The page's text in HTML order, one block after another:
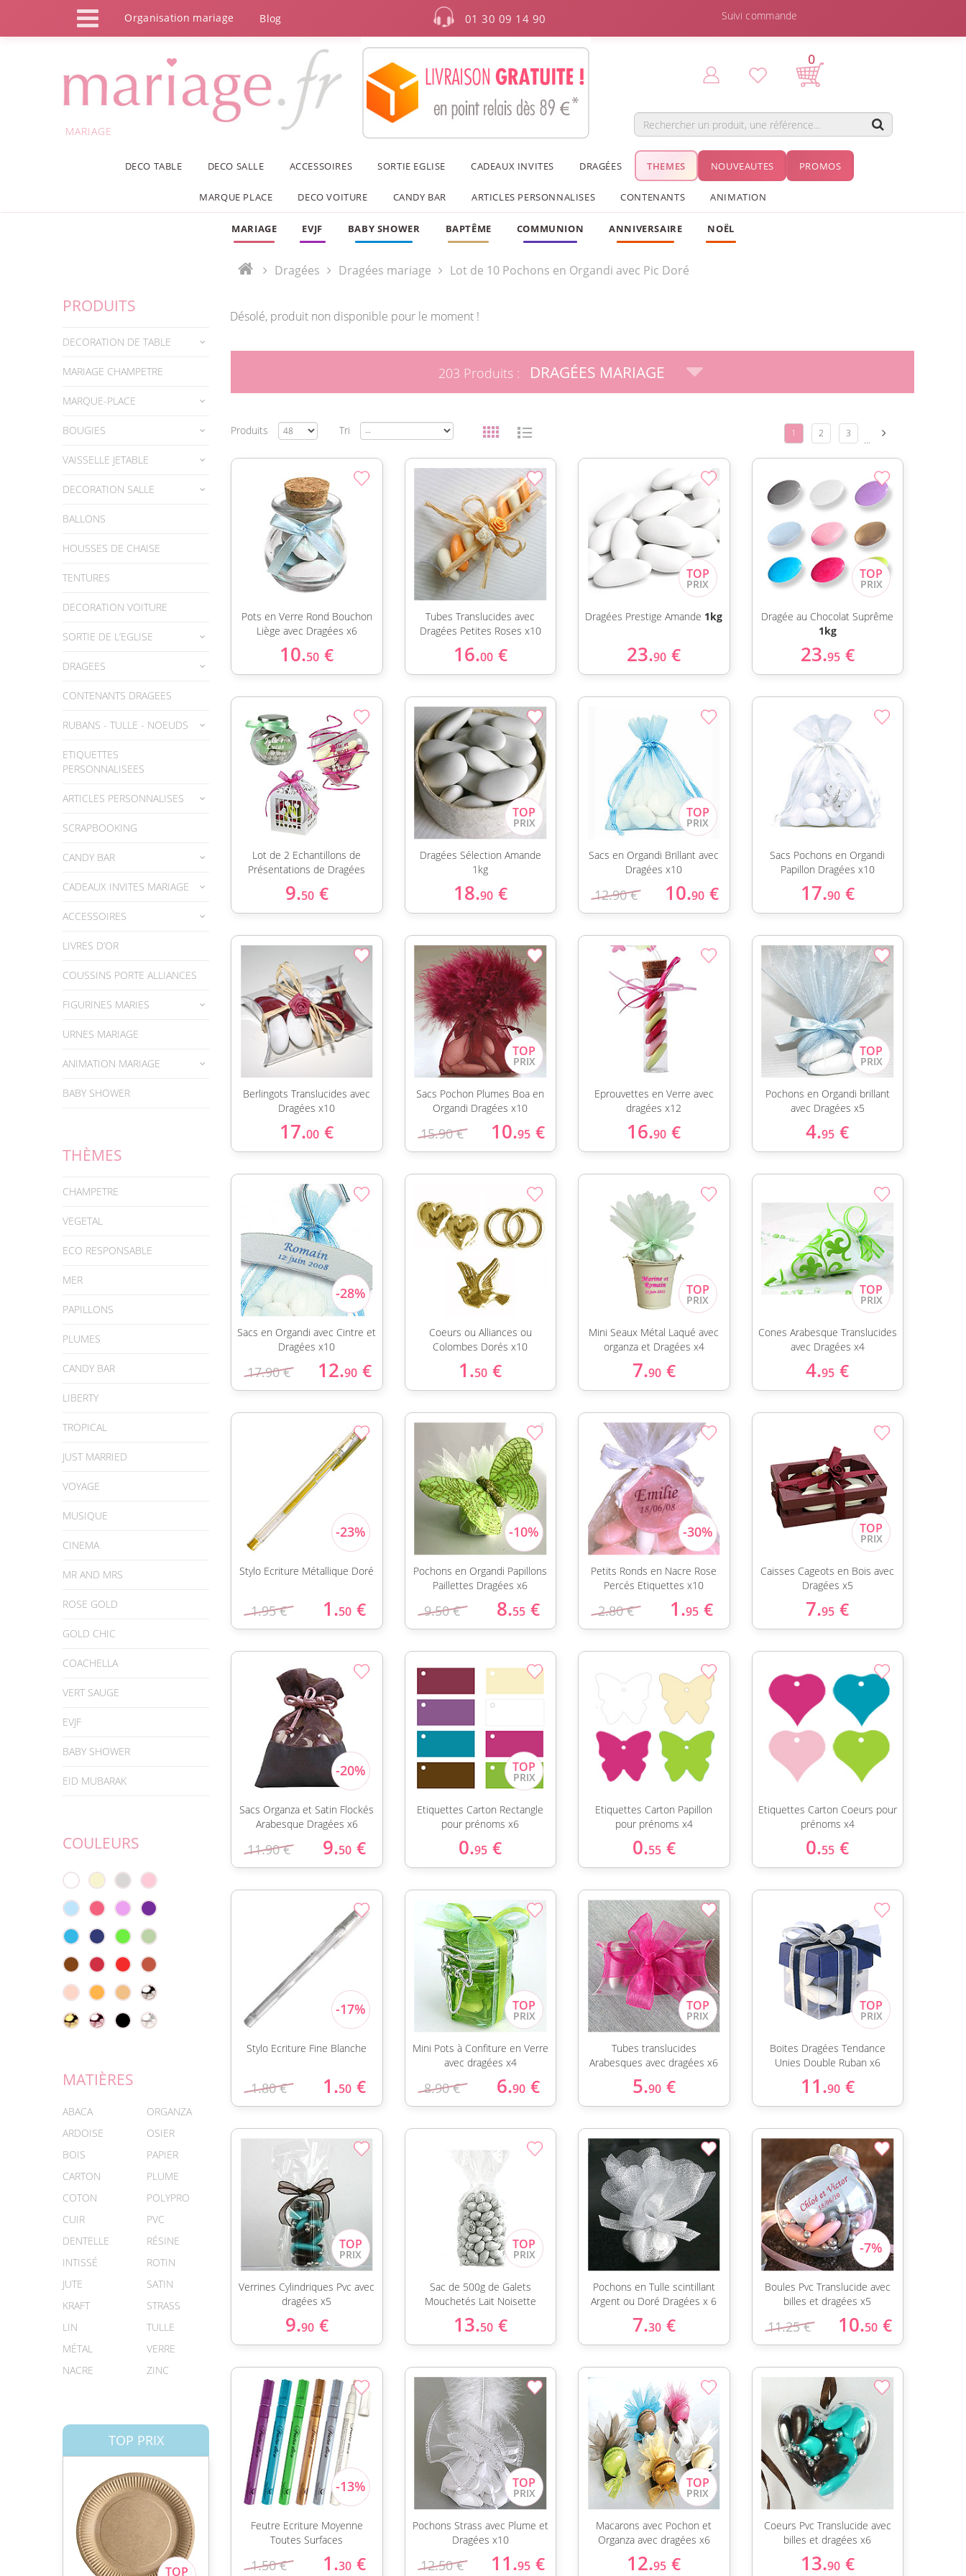
Organisation mariage Blog 01 30 09 14 90 Suivi commande
MARIAGE
0
DECO TABLE DECO SALLE ACCESSOIRES SORTIE EGLISE CADEAUX INVITES DRAGÉES THEMES NOUVEAUTES PROMOS
MARQUE PLACE DECO VOITURE CANDY BAR ARTICLES PERSONNALISES CONTENANTS ANIMATION
MARIAGE EVJF BABY SHOWER BAPTÊME COMMUNION ANNIVERSAIRE NOËL
PRODUITS
DECORATION DE TABLE
MARIAGE CHAMPETRE
MARQUE-PLACE
BOUGIES
VAISSELLE JETABLE
DECORATION SALLE
BALLONS
HOUSSES DE CHAISE
TENTURES
DECORATION VOITURE
SORTIE DE L’EGLISE
DRAGEES
CONTENANTS DRAGEES
RUBANS - TULLE - NOEUDS
ETIQUETTES
PERSONNALISEES
ARTICLES PERSONNALISES
SCRAPBOOKING
CANDY BAR
CADEAUX INVITES MARIAGE
ACCESSOIRES
LIVRES D’OR
COUSSINS PORTE ALLIANCES
FIGURINES MARIES
URNES MARIAGE
ANIMATION MARIAGE
BABY SHOWER
THÈMES
CHAMPETRE
VEGETAL
ECO RESPONSABLE
MER
PAPILLONS
PLUMES
CANDY BAR
LIBERTY
TROPICAL
JUST MARRIED
VOYAGE
MUSIQUE
CINEMA
MR AND MRS
ROSE GOLD
GOLD CHIC
COACHELLA
VERT SAUGE
EVJF
BABY SHOWER
EID MUBARAK
COULEURS
MATIÈRES
ABACA
ARDOISE
BOIS
CARTON
COTON
CUIR
DENTELLE
INTISSÉ
JUTE
KRAFT
LIN
MÉTAL
NACRE
ORGANZA
OSIER
PAPIER
PLUME
POLYPRO
PVC
RÉSINE
ROTIN
SATIN
STRASS
TULLE
VERRE
ZINC
TOP PRIX
Dragées Dragées mariage Lot de 10 Pochons en Organdi avec Pic Doré
Désolé, produit non disponible pour le moment !
203 Produits : DRAGÉES MARIAGE
Produits Tri 1 2 3 ...
Pots en Verre Rond Bouchon
Liège avec Dragées x6
10.50 €
Tubes Translucides avec
Dragées Petites Roses x10
16.00 €
Dragées Prestige Amande 1kg
23.90 €
Dragée au Chocolat Suprême
1kg
23.95 €
Lot de 2 Echantillons de
Présentations de Dragées
9.50 €
Dragées Sélection Amande
1kg
18.90 €
Sacs en Organdi Brillant avec
Dragées x10
12.90 € 10.90 €
Sacs Pochons en Organdi
Papillon Dragées x10
17.90 €
Berlingots Translucides avec
Dragées x10
17.00 €
Sacs Pochon Plumes Boa en
Organdi Dragées x10
15.90 € 10.95 €
Eprouvettes en Verre avec
dragées x12
16.90 €
Pochons en Organdi brillant
avec Dragées x5
4.95 €
Sacs en Organdi avec Cintre et
Dragées x10
17.90 € 12.90 €
Coeurs ou Alliances ou
Colombes Dorés x10
1.50 €
Mini Seaux Métal Laqué avec
organza et Dragées x4
7.90 €
Cones Arabesque Translucides
avec Dragées x4
4.95 €
Stylo Ecriture Métallique Doré
1.95 € 1.50 €
Pochons en Organdi Papillons
Paillettes Dragées x6
9.50 € 8.55 €
Petits Ronds en Nacre Rose
Percés Etiquettes x10
2.80 € 1.95 €
Caisses Cageots en Bois avec
Dragées x5
7.95 €
Sacs Organza et Satin Flockés
Arabesque Dragées x6
11.90 € 9.50 €
Etiquettes Carton Rectangle
pour prénoms x6
0.95 €
Etiquettes Carton Papillon
pour prénoms x4
0.55 €
Etiquettes Carton Coeurs pour
prénoms x4
0.55 €
Stylo Ecriture Fine Blanche
1.80 € 1.50 €
Mini Pots à Confiture en Verre
avec dragées x4
8.90 € 6.90 €
Tubes translucides
Arabesques avec dragées x6
5.90 €
Boites Dragées Tendance
Unies Double Ruban x6
11.90 €
Verrines Cylindriques Pvc avec
dragées x5
9.90 €
Sac de 500g de Galets
Mouchetés Lait Noisette
13.50 €
Pochons en Tulle scintillant
Argent ou Doré Dragées x 6
7.30 €
Boules Pvc Translucide avec
billes et dragées x5
11.25 € 10.50 €
Feutre Ecriture Moyenne
Toutes Surfaces
1.50 € 1.30 €
Pochons Strass avec Plume et
Dragées x10
12.50 € 11.95 €
Macarons avec Pochon et
Organza avec dragées x6
12.95 €
Coeurs Pvc Translucide avec
billes et dragées x6
13.90 €
Panneau de gestion des cookies